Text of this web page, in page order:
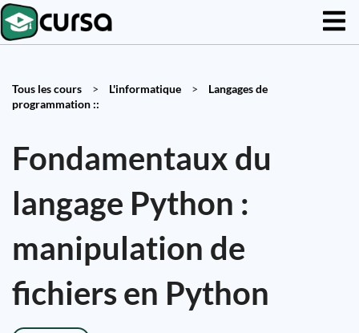
Tous les cours > L'informatique >
Langages de
programmation ::
Fondamentaux du
langage Python :
manipulation de
fichiers en Python